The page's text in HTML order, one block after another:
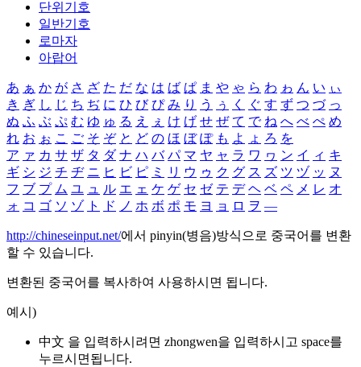
단위기호
일반기호
로마자
아랍어
あ ぁ か が さ ざ た だ な は ば ぱ ま や ゃ ら わ ゎ ん い ぃ
き ぎ し じ ち ぢ に ひ び ぴ み り う ぅ く ぐ す ず つ づ っ
ぬ ふ ぶ ぷ む ゆ ゅ る え ぇ け げ せ ぜ て で ね へ べ ぺ め
れ お ぉ こ ご そ ぞ と ど の ほ ぼ ぽ も よ ょ ろ を
ア ァ カ サ ザ タ ダ ナ ハ バ パ マ ヤ ャ ラ ワ ヮ ン イ ィ キ
ギ シ ジ チ ヂ ニ ヒ ビ ピ ミ リ ウ ゥ ク グ ス ズ ツ ヅ ッ ヌ
フ ブ プ ム ユ ュ ル エ ェ ケ ゲ セ ゼ テ デ ヘ ベ ペ メ レ オ
ォ コ ゴ ソ ゾ ト ド ノ ホ ボ ポ モ ヨ ョ ロ ヲ ―
http://chineseinput.net/에서 pinyin(병음)방식으로 중국어를 변환
할 수 있습니다.
변환된 중국어를 복사하여 사용하시면 됩니다.
예시)
中文 을 입력하시려면 zhongwen을 입력하시고 space를
누르시면됩니다.